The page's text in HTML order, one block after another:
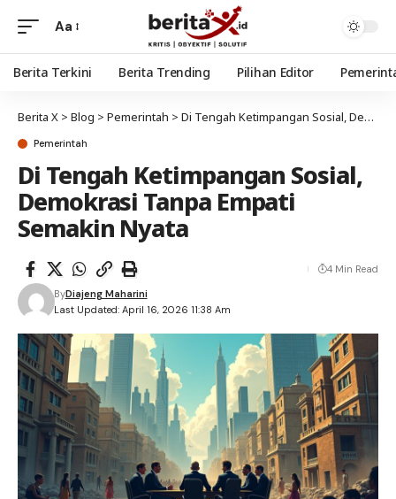
Aa
Berita Terkini Berita Trending Pilihan Editor
Berita X > Blog > Pemerintah > Di Tengah Ketimpangan Sosial, Demokrasi Tanpa Empati Semakin Nyata
Pemerintah
Di Tengah Ketimpangan Sosial,
Demokrasi Tanpa Empati
Semakin Nyata
Last Updated: April 16, 2026 11:38 Am
ByDiajeng Maharini
4 Min Read